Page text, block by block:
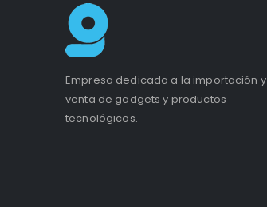
Empresa dedicada a la importación y
venta de gadgets y productos
tecnológicos.